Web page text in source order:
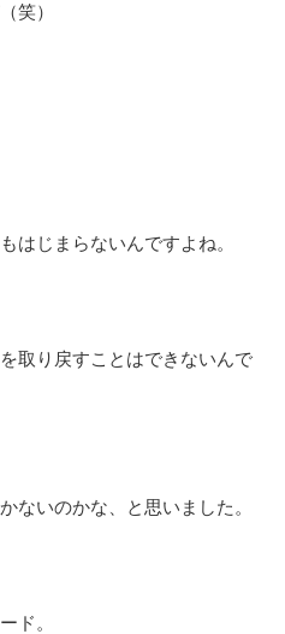
笑）
はじまらないんですよね。
取り戻すことはできないんで
ないのかな、と思いました。
ド。